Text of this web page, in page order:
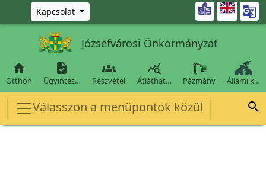
Ugrás a fő tartalomra
Kapcsolat 
Józsefvárosi Önkormányzat

Otthon

Ügyintéz…

Részvétel

Átláthat… Pázmány Állami k…
Válasszon a menüpontok közül 